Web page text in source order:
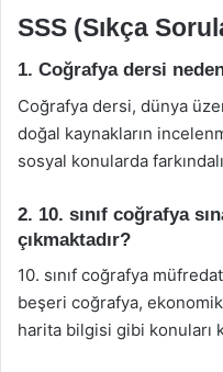
SSS (Sıkça
1. Coğrafya dersi
Coğrafya dersi, dünya
doğal kaynakların
sosyal konularda
2. 10. sınıf coğrafya
çıkmaktadır?
10. sınıf coğrafya
beşeri coğrafya,
harita bilgisi gibi konuları